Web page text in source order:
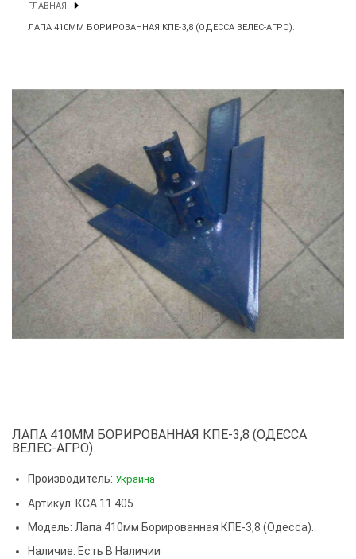
ГЛАВНАЯ
ЛАПА 410ММ БОРИРОВАННАЯ КПЕ-3,8 (ОДЕССА ВЕЛЕС-АГРО).
ЛАПА 410ММ БОРИРОВАННАЯ КПЕ-3,8 (ОДЕССА
ВЕЛЕС-АГРО).
Производитель: Украина
Артикул: КСА 11.405
Модель: Лапа 410мм Борированная КПЕ-3,8 (Одесса).
Наличие: Есть В Наличии